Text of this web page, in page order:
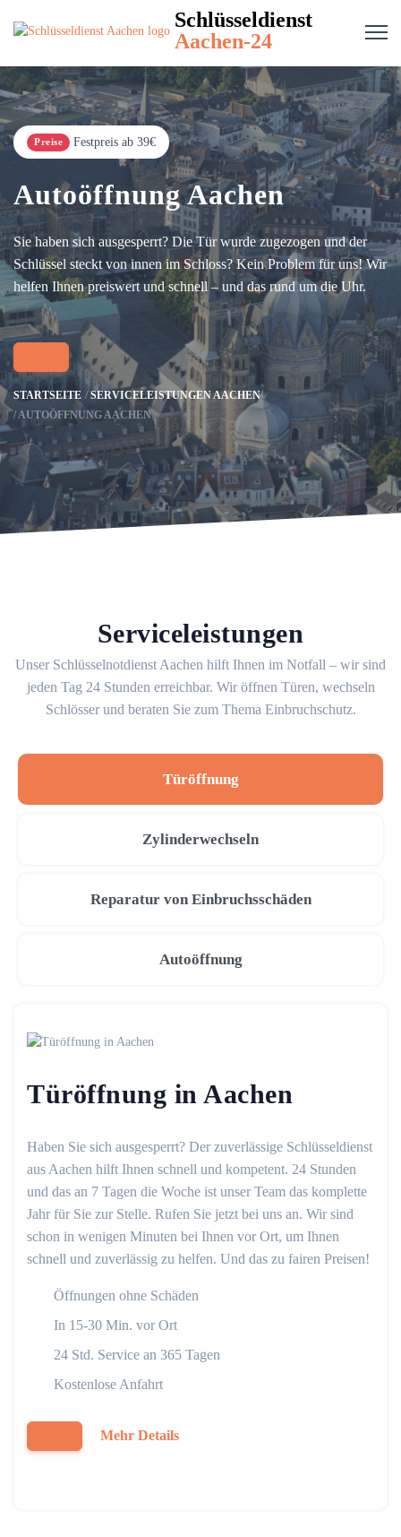
Schlüsseldienst
Aachen-24
Preise Festpreis ab 39€
Autoöffnung Aachen
Sie haben sich ausgesperrt? Die Tür wurde zugezogen und der
Schlüssel steckt von innen im Schloss? Kein Problem für uns! Wir
helfen Ihnen preiswert und schnell – und das rund um die Uhr.
STARTSEITE
SERVICELEISTUNGEN AACHEN
AUTOÖFFNUNG AACHEN
Serviceleistungen
Unser Schlüsselnotdienst Aachen hilft Ihnen im Notfall – wir sind
jeden Tag 24 Stunden erreichbar. Wir öffnen Türen, wechseln
Schlösser und beraten Sie zum Thema Einbruchschutz.
Türöffnung
Zylinderwechseln
Reparatur von Einbruchsschäden
Autoöffnung
Türöffnung in Aachen
Haben Sie sich ausgesperrt? Der zuverlässige Schlüsseldienst
aus Aachen hilft Ihnen schnell und kompetent. 24 Stunden
und das an 7 Tagen die Woche ist unser Team das komplette
Jahr für Sie zur Stelle. Rufen Sie jetzt bei uns an. Wir sind
schon in wenigen Minuten bei Ihnen vor Ort, um Ihnen
schnell und zuverlässig zu helfen. Und das zu fairen Preisen!
Öffnungen ohne Schäden
In 15-30 Min. vor Ort
24 Std. Service an 365 Tagen
Kostenlose Anfahrt
Mehr Details